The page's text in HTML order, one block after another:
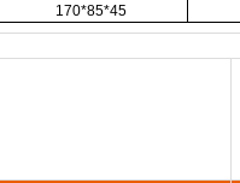
170*85*45